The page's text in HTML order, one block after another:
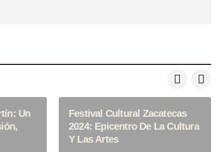
Un
Festival Cultural Zacatecas
2024: Epicentro De La Cultura
Y Las Artes